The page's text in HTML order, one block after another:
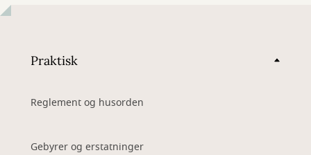
Praktisk
Reglement og husorden
Gebyrer og erstatninger